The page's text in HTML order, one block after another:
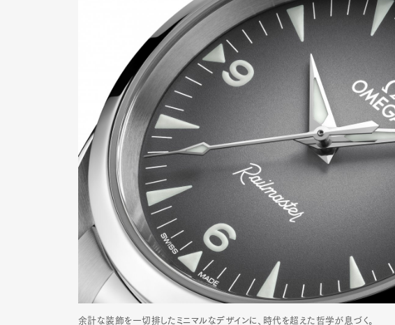
Gourmet
Pen Membership
Pen Meet Pen
余計な装飾を一切排したミニマルなデザインに、時代を超えた哲学が息づく。